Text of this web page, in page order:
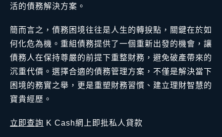
活的債務解決方案。
簡而言之，債務困境往往是人生的轉捩點，關鍵在於如
何化危為機。重組債務提供了一個重新出發的機會，讓
債務人在保持尊嚴的前提下重整財務，避免破產帶來的
沉重代價。選擇合適的債務管理方案，不僅是解決當下
困境的務實之舉，更是重塑財務習慣、建立理財智慧的
寶貴經歷。
立即查詢 K Cash網上即批私人貸款